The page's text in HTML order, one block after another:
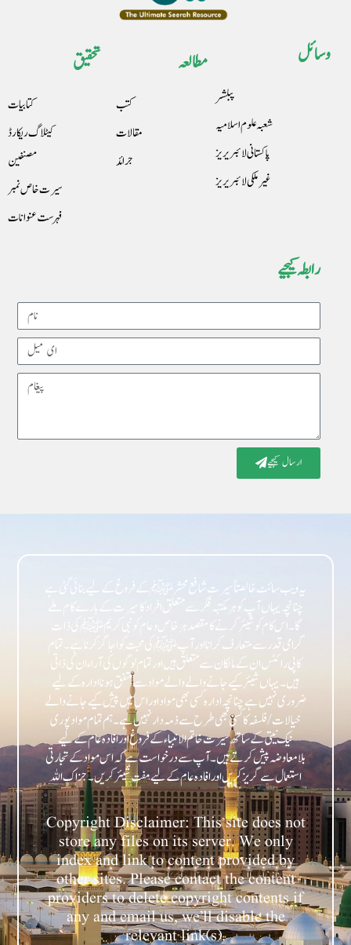
رابطہ کیجیے
Name
Email
Message
ارسال کیجیے
وسائل
پبلشر
شعبہ علوم اسلامیہ
پاکستانی لائبریریز
غیرملکی لائبریریز
مطالعہ
کتب
مقالات
جرائد
تحقیق
کتابیات
کیٹلاگ ریکارڈ
مصنفین
سیرت خاص نمبر
فہرست عنوانات
یہ ویب سائٹ خالصتاً سیرت شافع محشر ﷺ کے فروغ کے لیے بنائی گئی ہے
چنانچہ یہاں آپ کو ہر مکتبہ فکر سے متعلق افراد کا سیرت کے بارے کام ملے
گا۔ اس کام کو شیئر کرنے کا مقصد ہر خاص و عام کو نبی کریمﷺ کی ذات
گرامی قدر سے متعارف کرانا اور آپﷺ کی محبت کو اجاگر کرنا ہے۔ تمام
کاپی رائٹس ان کے مالکان سے متعلق ہیں اور تمام لوگوں کی آراء ان کی ذاتی
ہیں۔ یہاں شیئر کیے جانے والے والے مواد سے متفق ہونا ادارہ کے لیے
ضروری نہیں ہے چنانچہ ادارہ کسی بھی مواد اور اس میں پیش کیے جانے والے
خیالات/فلسفہ کا کسی بھی طرح سے ذمہ دار نہیں ہے۔ ہم تمام مواد پوری
نیک نیتی کے ساتھ سیرت خاتم الانبیاء کے فروغ اور افادہ عام کے لیے
بلامعاوضہ پیش کرتے ہیں۔ آپ سے درخواست ہے کہ اس مواد کے تجارتی
استعمال سے گریز کریں اور افادہ عام کے لیے مفت شیئر کریں۔ جزاک اللہ
Copyright Disclaimer: This site does not
store any files on its server. We only
index and link to content provided by
other sites. Please contact the content
providers to delete copyright contents if
any and email us, we’ll disable the
relevant link(s).